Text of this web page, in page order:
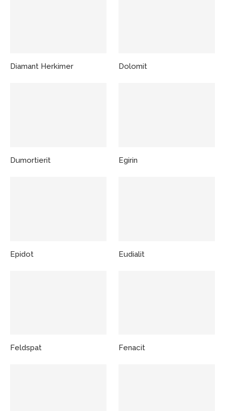
Diamant Herkimer Dolomit
Dumortierit Egirin
Epidot Eudialit
Feldspat Fenacit